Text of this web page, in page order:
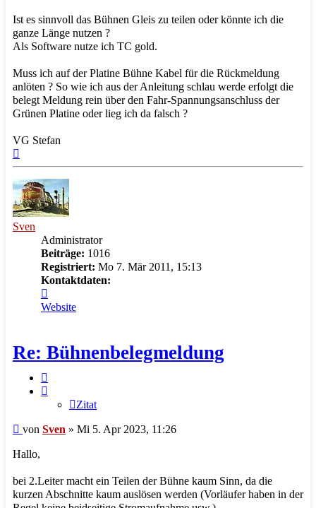
Ist es sinnvoll das Bühnen Gleis zu teilen oder könnte ich die
ganze Länge nutzen ?
Als Software nutze ich TC gold.
Muss ich auf der Platine Bühne Kabel für die Rückmeldung
anlöten ? So wie ich aus der Anleitung schlau werde erfolgt die
belegt Meldung rein über den Fahr-Spannungsanschluss der
Grünen Platine oder lieg ich da falsch ?
VG Stefan
oben
Sven
Administrator
Beiträge: 1016
Registriert: Mo 7. Mär 2011, 15:13
Kontaktdaten:
von
Website
Re: Bühnenbelegmeldung
Zitat
Beitrag
von Sven » Mi 5. Apr 2023, 11:26
Hallo,
bei 2.Leiter macht ein Teilen der Bühne kaum Sinn, da die
kurzen Abschnitte kaum auslösen werden (Vorläufer haben in der